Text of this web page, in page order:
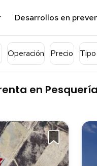
Desarrollos en
Operación Precio Tipo
en